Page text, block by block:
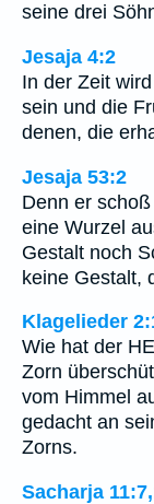
seine drei
Jesaja 4:2
In der Zeit
sein und die
denen, die
Jesaja 53:2
Denn er
eine Wurzel
Gestalt noch
keine Gestalt,
Klagelieder
Wie hat der
Zorn
vom Himmel
gedacht an
Zorns.
Sacharja